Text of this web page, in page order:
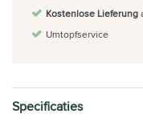
Kostenlose Lieferung
Umtopfservice
Specificaties